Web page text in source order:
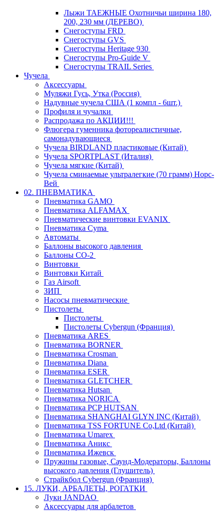
Лыжи ТАЕЖНЫЕ Охотничьи ширина 180,
200, 230 мм (ДЕРЕВО)
Снегоступы FRD
Снегоступы GVS
Снегоступы Heritage 930
Снегоступы Pro-Guide V
Снегоступы TRAIL Series
Чучела
Аксессуары
Муляжи Гусь, Утка (Россия)
Надувные чучела США (1 компл - 6шт.)
Профиля и чучалки
Распродажа по АКЦИИ!!!
Флюгера гуменника фотореалистичные,
самонадувающиеся
Чучела BIRDLAND пластиковые (Китай)
Чучела SPORTPLAST (Италия)
Чучела мягкие (Китай)
Чучела сминаемые ультралегкие (70 грамм) Норс-
Вей
02. ПНЕВМАТИКА
Пневматика GAMO
Пневматика ALFAMAX
Пневматические винтовки EVANIX
Пневматика Cyma
Автоматы
Баллоны высокого давления
Баллоны СО-2
Винтовки
Винтовки Китай
Газ Airsoft
ЗИП
Насосы пневматические
Пистолеты
Пистолеты
Пистолеты Cybergun (Франция)
Пневматика ARES
Пневматика BORNER
Пневматика Crosman
Пневматика Diana
Пневматика ESER
Пневматика GLETCHER
Пневматика Hutsan
Пневматика NORICA
Пневматика PCP HUTSAN
Пневматика SHANGHAI GLYN INC (Китай)
Пневматика TSS FORTUNE Co,Ltd (Китай)
Пневматика Umarex
Пневматика Аникс
Пневматика Ижевск
Пружины газовые, Саунд-Модераторы, Баллоны
высокого давления (Глушитель)
Страйкбол Cybergun (Франция)
15. ЛУКИ, АРБАЛЕТЫ, РОГАТКИ
Луки JANDAO
Аксессуары для арбалетов